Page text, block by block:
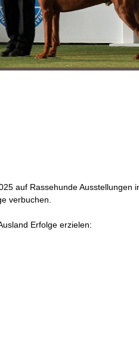
auf Rassehunde Ausstellungen
verbuchen.
Erfolge erzielen: